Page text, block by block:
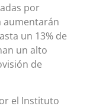
por
aumentarán
un 13% de
un alto
de
el Instituto